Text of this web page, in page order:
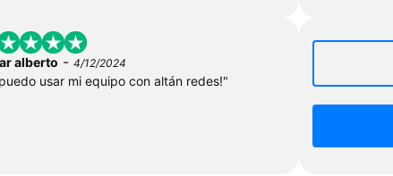
alberto - 4/12/2024
usar mi equipo con altán redes!"